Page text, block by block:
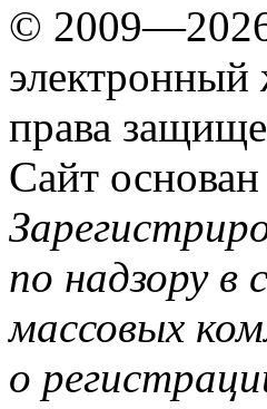
©
права
Сайт
по надзору в
массовых
о